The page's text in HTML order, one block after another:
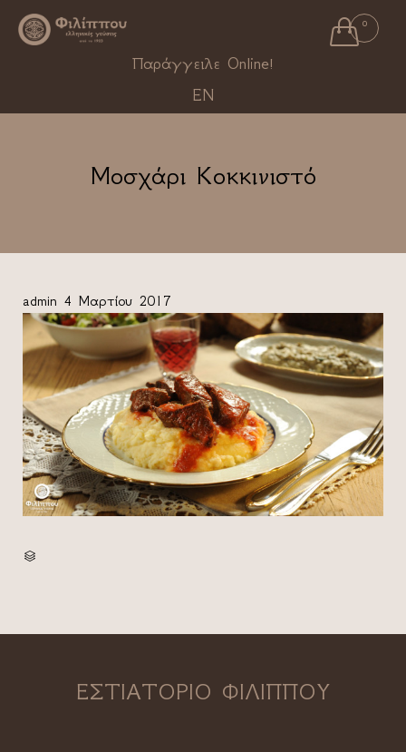
 0
Παράγγειλε Online!
EN
Μοσχάρι Κοκκινιστό
admin 4 Μαρτίου 2017

ΕΣΤΙΑΤΟΡΙΟ ΦΙΛΙΠΠΟΥ